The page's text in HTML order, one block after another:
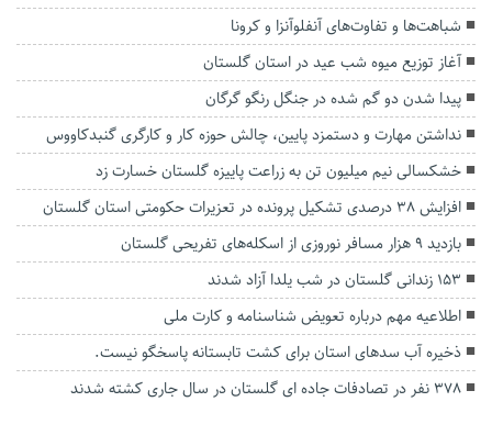
شباهت‌ها و تفاوت‌های آنفلوآنزا و کرونا
آغاز توزیع میوه شب عید در استان گلستان
پیدا شدن دو گم شده در جنگل رنگو گرگان
نداشتن مهارت و دستمزد پایین، چالش حوزه کار و کارگری گنبدکاووس
خشکسالی نیم میلیون تن به زراعت پاییزه گلستان خسارت زد
افزایش ۳۸ درصدی تشکیل پرونده در تعزیرات حکومتی استان گلستان
بازدید ۹ هزار مسافر نوروزی از اسکله‌های تفریحی گلستان
۱۵۳ زندانی گلستان در شب یلدا آزاد شدند
اطلاعیه مهم درباره تعویض شناسنامه و کارت ملی
ذخیره آب سدهای استان برای کشت تابستانه پاسخگو نیست.
۳۷۸ نفر در تصادفات جاده ای گلستان در سال جاری کشته شدند